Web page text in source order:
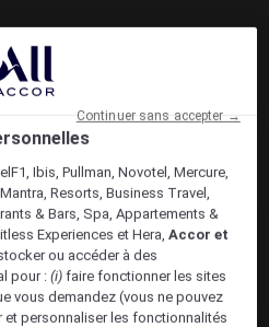
Ibis, Pullman, Novotel, Mercure,
Resorts, Business Travel,
& Bars, Spa, Appartements &
Experiences et Hera,Accor et
ou accéder à des
pour :(i) faire fonctionner les sites
vous demandez (vous ne pouvez
et personnaliser les fonctionnalités
Continuer sans accepter →